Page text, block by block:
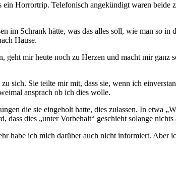
Horrortrip. Telefonisch angekündigt waren beide
Schrank hätte, was das alles soll, wie man so in
Hause.
geht mir heute noch zu Herzen und macht mir
sich. Sie teilte mir mit, dass sie, wenn ich
ansprach ob ich dies wolle.
die sie eingeholt hatte, dies zulassen. In etwa
dies „unter Vorbehalt“ geschieht solange
habe ich mich darüber auch nicht informiert. Aber